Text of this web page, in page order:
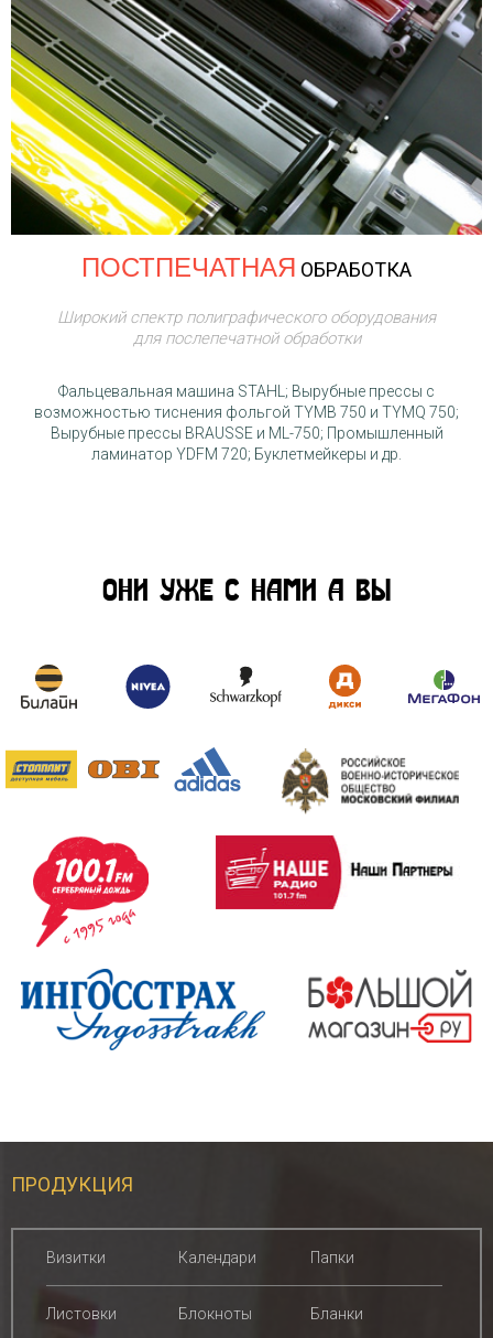
ПОСТПЕЧАТНАЯ ОБРАБОТКА
Широкий спектр полиграфического оборудования
для послепечатной обработки
Фальцевальная машина STAHL; Вырубные прессы с
возможностью тиснения фольгой TYMB 750 и TYMQ 750;
Вырубные прессы BRAUSSE и ML-750; Промышленный
ламинатор YDFM 720; Буклетмейкеры и др.
ОНИ УЖЕ С НАМИ А ВЫ
ПРОДУКЦИЯ
Визитки Календари Папки
Листовки Блокноты Бланки